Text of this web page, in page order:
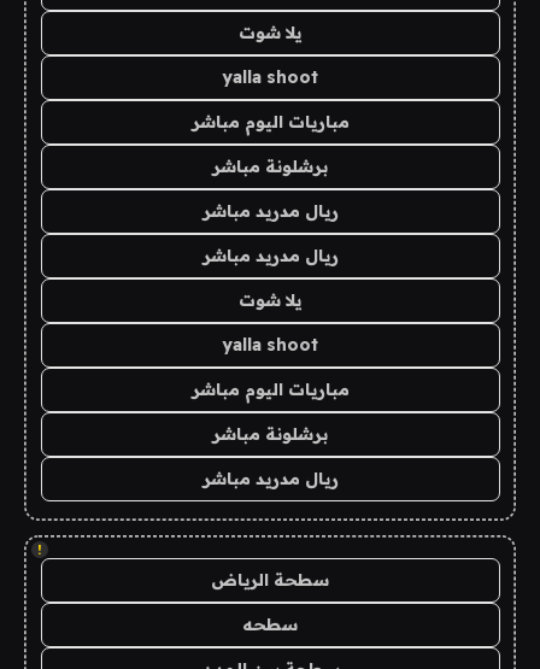
يلا شوت
yalla shoot
مباريات اليوم مباشر
برشلونة مباشر
ريال مدريد مباشر
ريال مدريد مباشر
يلا شوت
yalla shoot
مباريات اليوم مباشر
برشلونة مباشر
ريال مدريد مباشر
!
سطحة الرياض
سطحه